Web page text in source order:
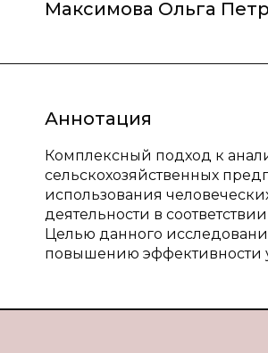
Максимова Ольга
Аннотация
Комплексный подход к
сельскохозяйственных
использования
деятельности в
Целью данного
повышению эффективности